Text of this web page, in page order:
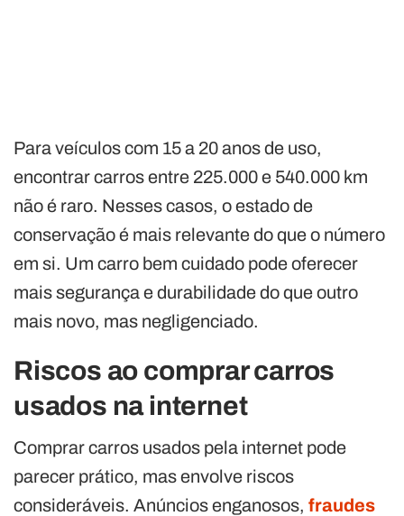
Para veículos com 15 a 20 anos de uso,
encontrar carros entre 225.000 e 540.000 km
não é raro. Nesses casos, o estado de
conservação é mais relevante do que o número
em si. Um carro bem cuidado pode oferecer
mais segurança e durabilidade do que outro
mais novo, mas negligenciado.
Riscos ao comprar carros
usados na internet
Comprar carros usados pela internet pode
parecer prático, mas envolve riscos
consideráveis. Anúncios enganosos, fraudes